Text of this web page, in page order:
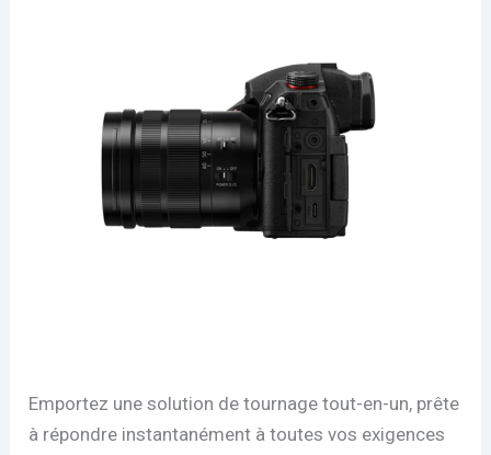
Emportez une solution de tournage tout-en-un, prête
à répondre instantanément à toutes vos exigences